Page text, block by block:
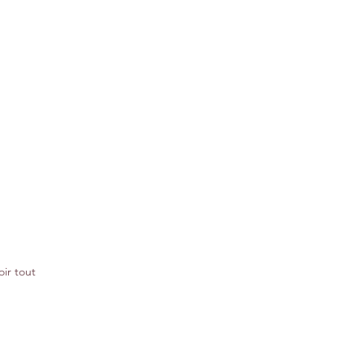
tout